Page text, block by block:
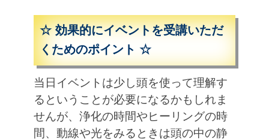
☆ 効果的にイベントを受講いただ
くためのポイント ☆
当日イベントは少し頭を使って理解す
るということが必要になるかもしれま
せんが、浄化の時間やヒーリングの時
間、動線や光をみるときは頭の中の静